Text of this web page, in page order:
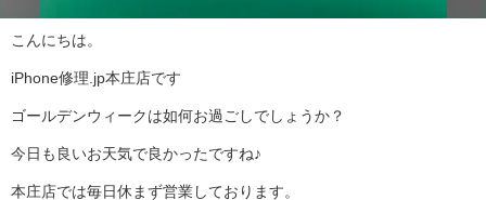
こんにちは。
iPhone修理.jp本庄店です
ゴールデンウィークは如何お過ごしでしょうか？
今日も良いお天気で良かったですね♪
本庄店では毎日休まず営業しております。